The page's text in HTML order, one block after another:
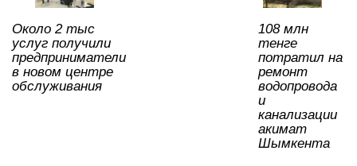
p
o
k
ть
Около 2 тыс
услуг получили
предприниматели
в новом центре
обслуживания
108 млн
тенге
потратил на
ремонт
водопровода
и
канализации
акимат
Шымкента